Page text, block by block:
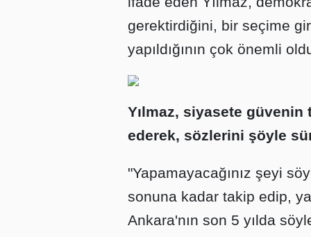
gerektirdiğini, bir seçime
yapıldığının çok önemli
Yılmaz, siyasete
ederek, sözlerini şöyle
"Yapamayacağınız şeyi
sonuna kadar takip edip,
Ankara'nın son 5 yılda